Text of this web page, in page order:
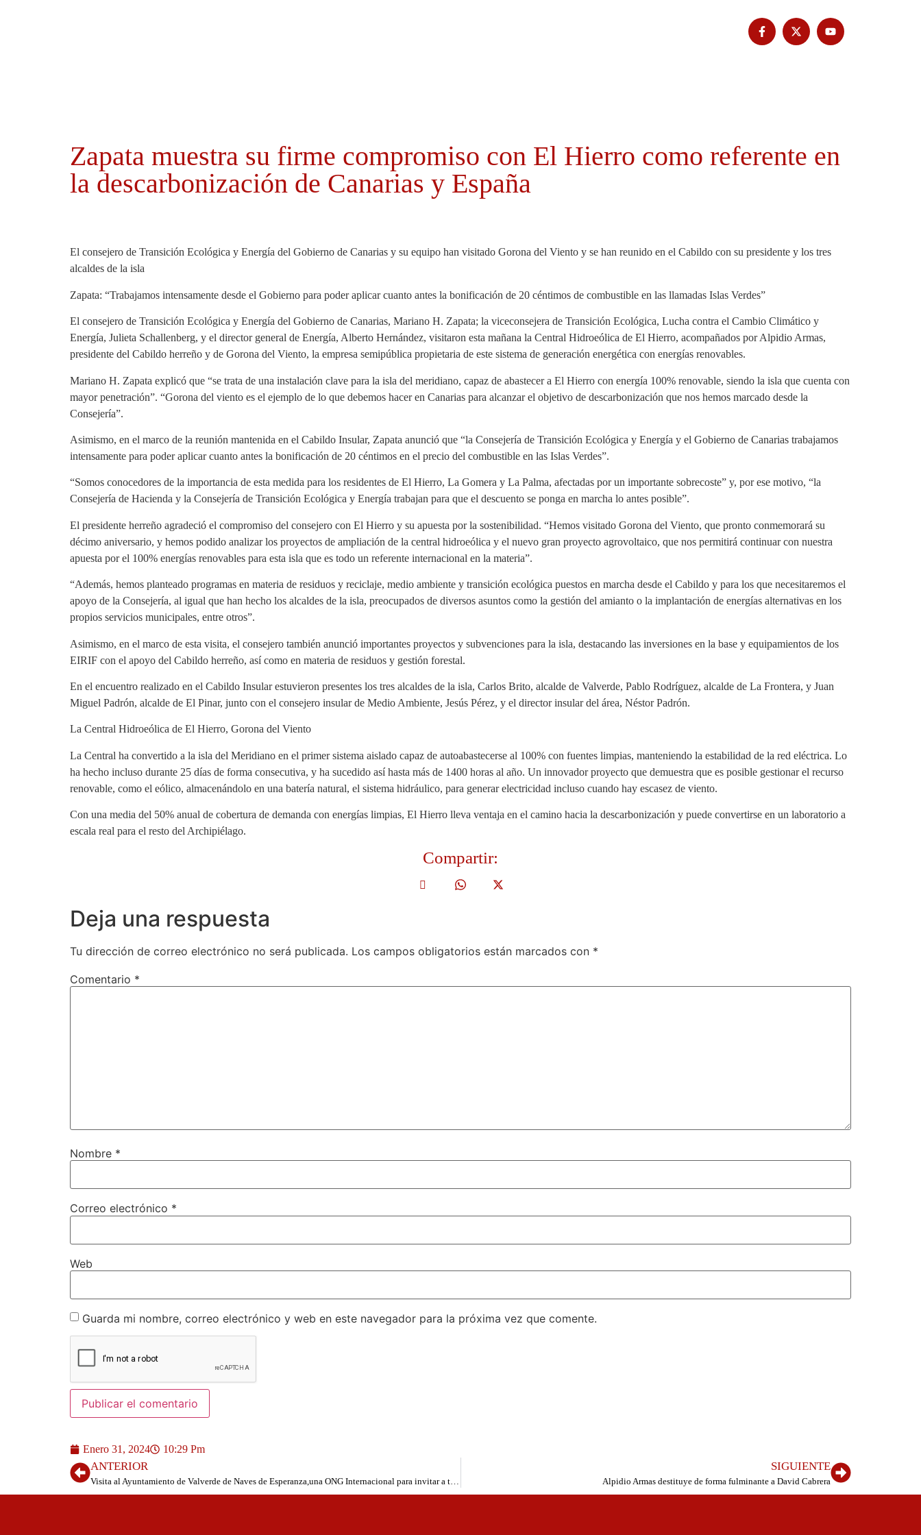
Zapata muestra su firme compromiso con El Hierro como referente en
la descarbonización de Canarias y España
El consejero de Transición Ecológica y Energía del Gobierno de Canarias y su equipo han visitado Gorona del Viento y se han reunido en el Cabildo con su presidente y los tres
alcaldes de la isla
Zapata: “Trabajamos intensamente desde el Gobierno para poder aplicar cuanto antes la bonificación de 20 céntimos de combustible en las llamadas Islas Verdes”
El consejero de Transición Ecológica y Energía del Gobierno de Canarias, Mariano H. Zapata; la viceconsejera de Transición Ecológica, Lucha contra el Cambio Climático y
Energía, Julieta Schallenberg, y el director general de Energía, Alberto Hernández, visitaron esta mañana la Central Hidroeólica de El Hierro, acompañados por Alpidio Armas,
presidente del Cabildo herreño y de Gorona del Viento, la empresa semipública propietaria de este sistema de generación energética con energías renovables.
Mariano H. Zapata explicó que “se trata de una instalación clave para la isla del meridiano, capaz de abastecer a El Hierro con energía 100% renovable, siendo la isla que cuenta con
mayor penetración”. “Gorona del viento es el ejemplo de lo que debemos hacer en Canarias para alcanzar el objetivo de descarbonización que nos hemos marcado desde la
Consejería”.
Asimismo, en el marco de la reunión mantenida en el Cabildo Insular, Zapata anunció que “la Consejería de Transición Ecológica y Energía y el Gobierno de Canarias trabajamos
intensamente para poder aplicar cuanto antes la bonificación de 20 céntimos en el precio del combustible en las Islas Verdes”.
“Somos conocedores de la importancia de esta medida para los residentes de El Hierro, La Gomera y La Palma, afectadas por un importante sobrecoste” y, por ese motivo, “la
Consejería de Hacienda y la Consejería de Transición Ecológica y Energía trabajan para que el descuento se ponga en marcha lo antes posible”.
El presidente herreño agradeció el compromiso del consejero con El Hierro y su apuesta por la sostenibilidad. “Hemos visitado Gorona del Viento, que pronto conmemorará su
décimo aniversario, y hemos podido analizar los proyectos de ampliación de la central hidroeólica y el nuevo gran proyecto agrovoltaico, que nos permitirá continuar con nuestra
apuesta por el 100% energías renovables para esta isla que es todo un referente internacional en la materia”.
“Además, hemos planteado programas en materia de residuos y reciclaje, medio ambiente y transición ecológica puestos en marcha desde el Cabildo y para los que necesitaremos el
apoyo de la Consejería, al igual que han hecho los alcaldes de la isla, preocupados de diversos asuntos como la gestión del amianto o la implantación de energías alternativas en los
propios servicios municipales, entre otros”.
Asimismo, en el marco de esta visita, el consejero también anunció importantes proyectos y subvenciones para la isla, destacando las inversiones en la base y equipamientos de los
EIRIF con el apoyo del Cabildo herreño, así como en materia de residuos y gestión forestal.
En el encuentro realizado en el Cabildo Insular estuvieron presentes los tres alcaldes de la isla, Carlos Brito, alcalde de Valverde, Pablo Rodríguez, alcalde de La Frontera, y Juan
Miguel Padrón, alcalde de El Pinar, junto con el consejero insular de Medio Ambiente, Jesús Pérez, y el director insular del área, Néstor Padrón.
La Central Hidroeólica de El Hierro, Gorona del Viento
La Central ha convertido a la isla del Meridiano en el primer sistema aislado capaz de autoabastecerse al 100% con fuentes limpias, manteniendo la estabilidad de la red eléctrica. Lo
ha hecho incluso durante 25 días de forma consecutiva, y ha sucedido así hasta más de 1400 horas al año. Un innovador proyecto que demuestra que es posible gestionar el recurso
renovable, como el eólico, almacenándolo en una batería natural, el sistema hidráulico, para generar electricidad incluso cuando hay escasez de viento.
Con una media del 50% anual de cobertura de demanda con energías limpias, El Hierro lleva ventaja en el camino hacia la descarbonización y puede convertirse en un laboratorio a
escala real para el resto del Archipiélago.
Compartir:
Deja una respuesta
Tu dirección de correo electrónico no será publicada. Los campos obligatorios están marcados con *
Comentario *
Nombre *
Correo electrónico *
Web
Guarda mi nombre, correo electrónico y web en este navegador para la próxima vez que comente.
Enero 31, 2024 10:29 Pm
ANTERIOR
Visita al Ayuntamiento de Valverde de Naves de Esperanza,una ONG Internacional para invitar a todas las personas que quieran a sumarse como voluntarios
SIGUIENTE
Alpidio Armas destituye de forma fulminante a David Cabrera